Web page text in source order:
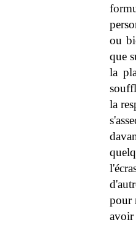
ou
que
la
la
pour
avoir